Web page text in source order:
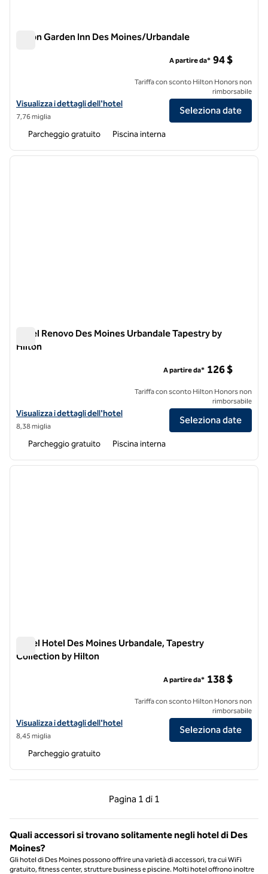
Hilton Garden Inn Des Moines/Urbandale
Visualizza i dettagli dell'hotel Hilton Garden Inn Des Moines/
Visualizza i dettagli dell'hotel
7,76 miglia
A partire da* 94 $
Tariffa con sconto Hilton Honors non
rimborsabile
Seleziona date
Parcheggio gratuito Piscina interna
1 di 12
Hotel Renovo Des Moines Urbandale Tapestry by
Hilton
Visualizza i dettagli dell'hotel Renovo Des Moines Urbandale
Visualizza i dettagli dell'hotel
8,38 miglia
A partire da* 126 $
Tariffa con sconto Hilton Honors non
rimborsabile
Seleziona date
Parcheggio gratuito Piscina interna
1 di 13
Revel Hotel Des Moines Urbandale, Tapestry
Collection by Hilton
Visualizza i dettagli dell'hotel Revel Hotel Des Moines Urbandale,
Visualizza i dettagli dell'hotel
8,45 miglia
A partire da* 138 $
Tariffa con sconto Hilton Honors non
rimborsabile
Seleziona date
Parcheggio gratuito
Pagina 1 di 1
Pagina precedente, 1 di 1
Pagina 1 di 1
Quali accessori si trovano solitamente negli hotel di Des
Moines?
Gli hotel di Des Moines possono offrire una varietà di accessori, tra cui WiFi
gratuito, fitness center, strutture business e piscine. Molti hotel offrono inoltre